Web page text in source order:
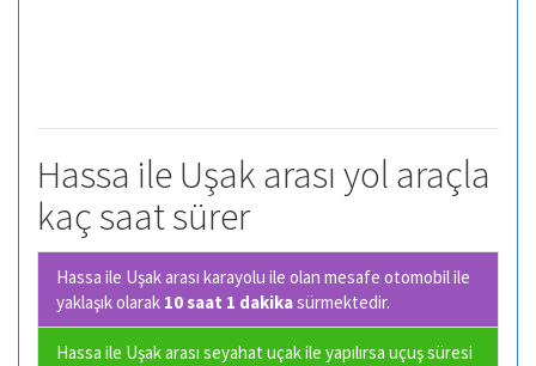
Hassa ile Uşak arası yol araçla
kaç saat sürer
Hassa ile Uşak arası karayolu ile olan mesafe otomobil ile
yaklaşık olarak 10 saat 1 dakikasürmektedir.
Hassa ile Uşak arası seyahat uçak ile yapılırsa uçuş süresi